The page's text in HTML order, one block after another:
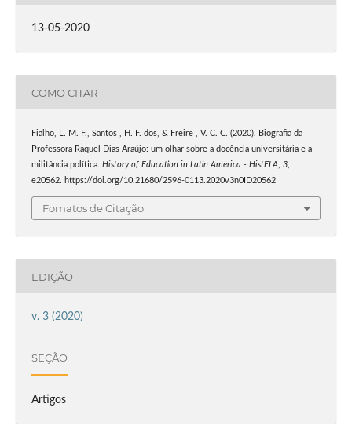
13-05-2020
COMO CITAR
Fialho, L. M. F., Santos , H. F. dos, & Freire , V. C. C. (2020). Biografia da
Professora Raquel Dias Araújo: um olhar sobre a docência universitária e a
militância política. History of Education in Latin America - HistELA, 3,
e20562. https://doi.org/10.21680/2596-0113.2020v3n0ID20562
Fomatos de Citação
EDIÇÃO
v. 3 (2020)
SEÇÃO
Artigos